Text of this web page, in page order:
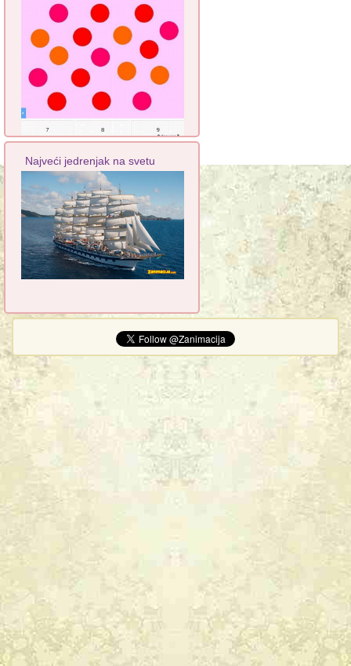
Najveći jedrenjak na svetu